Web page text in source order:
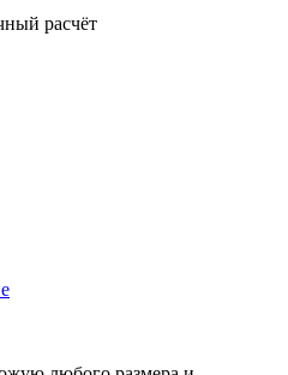
расчёт